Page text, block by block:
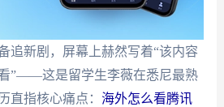
追新剧，屏幕上赫然写着“该内容
”——这是留学生李薇在悉尼最熟
直指核心痛点： 海外怎么看腾讯